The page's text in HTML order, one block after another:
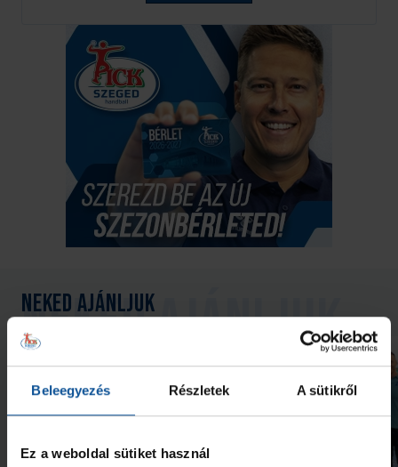
Beleegyezés Részletek A sütikről
Ez a weboldal sütiket használ
Neked ajánljuk
Galéria